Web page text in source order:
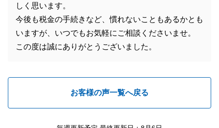
しく思います。
今後も税金の手続きなど、慣れないこともあるかとも
いますが、いつでもお気軽にご相談くださいませ。
この度は誠にありがとうございました。
お客様の声一覧へ戻る